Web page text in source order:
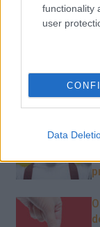
functionality
user
Data